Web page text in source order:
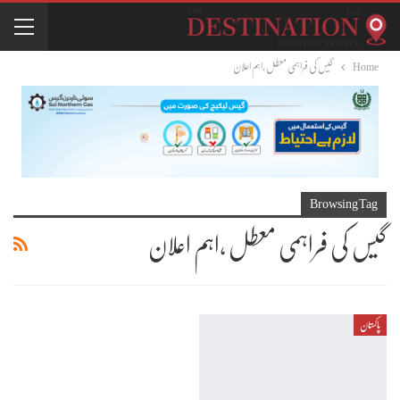
Home گیس کی فراہمی معطل ،اہم اعلان
Browsing Tag
گیس کی فراہمی معطل ،اہم اعلان
پاکستان